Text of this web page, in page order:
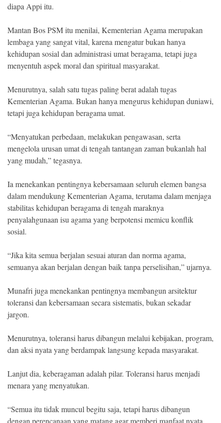
diapa Appi itu.
Mantan Bos PSM itu menilai, Kementerian Agama merupakan
lembaga yang sangat vital, karena mengatur bukan hanya
kehidupan sosial dan administrasi umat beragama, tetapi juga
menyentuh aspek moral dan spiritual masyarakat.
Menurutnya, salah satu tugas paling berat adalah tugas
Kementerian Agama. Bukan hanya mengurus kehidupan duniawi,
tetapi juga kehidupan beragama umat.
“Menyatukan perbedaan, melakukan pengawasan, serta
mengelola urusan umat di tengah tantangan zaman bukanlah hal
yang mudah,” tegasnya.
Ia menekankan pentingnya kebersamaan seluruh elemen bangsa
dalam mendukung Kementerian Agama, terutama dalam menjaga
stabilitas kehidupan beragama di tengah maraknya
penyalahgunaan isu agama yang berpotensi memicu konflik
sosial.
“Jika kita semua berjalan sesuai aturan dan norma agama,
semuanya akan berjalan dengan baik tanpa perselisihan,” ujarnya.
Munafri juga menekankan pentingnya membangun arsitektur
toleransi dan kebersamaan secara sistematis, bukan sekadar
jargon.
Menurutnya, toleransi harus dibangun melalui kebijakan, program,
dan aksi nyata yang berdampak langsung kepada masyarakat.
Lanjut dia, keberagaman adalah pilar. Toleransi harus menjadi
menara yang menyatukan.
“Semua itu tidak muncul begitu saja, tetapi harus dibangun
dengan perencanaan yang matang agar memberi manfaat nyata